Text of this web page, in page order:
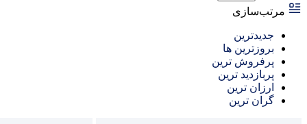
مرتب‌سازی
جدیدترین
بروزترین ها
پرفروش ترین
پربازدید ترین
ارزان ترین
گران ترین